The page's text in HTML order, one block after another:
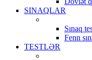
SINAQLAR
Sınaq
Fenn
TESTLƏR